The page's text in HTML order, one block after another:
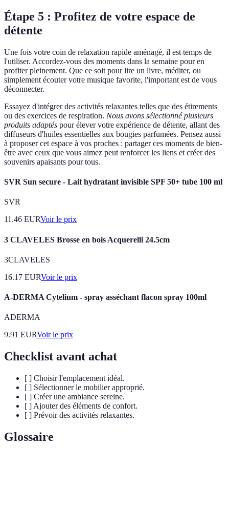
Étape 5 : Profitez de votre espace de
détente
Une fois votre coin de relaxation rapide aménagé, il est temps de
l'utiliser. Accordez-vous des moments dans la semaine pour en
profiter pleinement. Que ce soit pour lire un livre, méditer, ou
simplement écouter votre musique favorite, l'important est de vous
déconnecter.
Essayez d'intégrer des activités relaxantes telles que des étirements
ou des exercices de respiration. Nous avons sélectionné plusieurs
produits adaptés pour élever votre expérience de détente, allant des
diffuseurs d'huiles essentielles aux bougies parfumées. Pensez aussi
à proposer cet espace à vos proches : partager ces moments de bien-
être avec ceux que vous aimez peut renforcer les liens et créer des
souvenirs apaisants pour tous.
SVR Sun secure - Lait hydratant invisible SPF 50+ tube 100 ml
SVR
11.46 EURVoir le prix
3 CLAVELES Brosse en bois Acquerelli 24.5cm
3CLAVELES
16.17 EURVoir le prix
A-DERMA Cytelium - spray asséchant flacon spray 100ml
ADERMA
9.91 EURVoir le prix
Checklist avant achat
[ ] Choisir l'emplacement idéal.
[ ] Sélectionner le mobilier approprié.
[ ] Créer une ambiance sereine.
[ ] Ajouter des éléments de confort.
[ ] Prévoir des activités relaxantes.
Glossaire